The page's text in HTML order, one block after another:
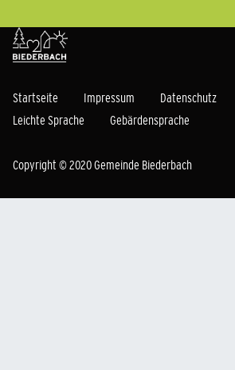
Startseite Impressum Datenschutz
Leichte Sprache
Gebärdensprache
Copyright © 2020 Gemeinde Biederbach